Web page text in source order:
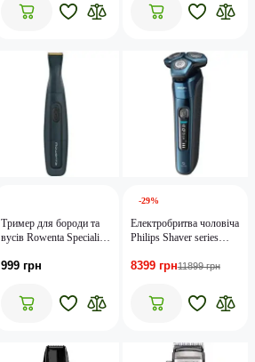
Тример для бороди та
вусів Rowenta Specialist
999 грн
-29%
Електробритва чоловіча
Philips Shaver series
8399 грн11899 грн